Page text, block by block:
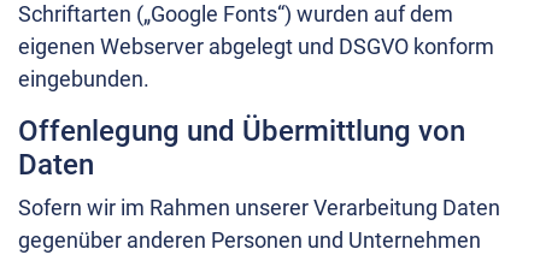
Schriftarten („Google Fonts“) wurden auf dem
eigenen Webserver abgelegt und DSGVO konform
eingebunden.
Offenlegung und Übermittlung von
Daten
Sofern wir im Rahmen unserer Verarbeitung Daten
gegenüber anderen Personen und Unternehmen